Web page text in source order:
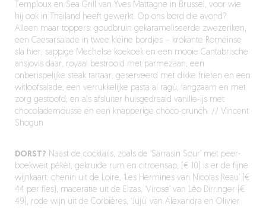
Temploux en Sea Grill van Yves Mattagne in Brussel, voor wie
hij ook in Thailand heeft gewerkt. Op ons bord die avond?
Alleen maar toppers: goudbruin gekarameliseerde zwezeriken,
een Caesarsalade in twee kleine bordjes – krokante Romeinse
sla hier, sappige Mechelse koekoek en een mooie Cantabrische
ansjovis daar, royaal bestrooid met parmezaan; een
onberispelijke steak tartaar, geserveerd met dikke frieten en een
witloofsalade; een verrukkelijke pasta al ragù, langzaam en met
zorg gestoofd; en als afsluiter huisgedraaid vanille-ijs met
chocolademousse en een knapperige choco-crunch. // Vincent
Shogun
DORST? Naastde cocktails, zoalsde ‘Sarrasin Sour met peer-
boekweit pékèt, gekruide rum en citroensap, € 10) iser de fijne
wijnkaart: chenin uitde Loire, ‘Les Hermines van Nicolas Reau
€
44 per fles), maceratie uitde Elzas, ‘Virose van Léo Dirringer €
49), rode wijn uitde Corbières, ‘Juju van Alexandra en Olivier